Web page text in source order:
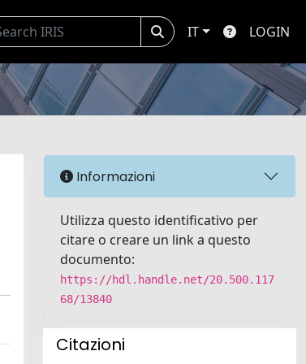
IT LOGIN
Informazioni
Utilizza questo identificativo per
citare o creare un link a questo
documento:
https://hdl.handle.net/20.500.117
68/13840
Citazioni